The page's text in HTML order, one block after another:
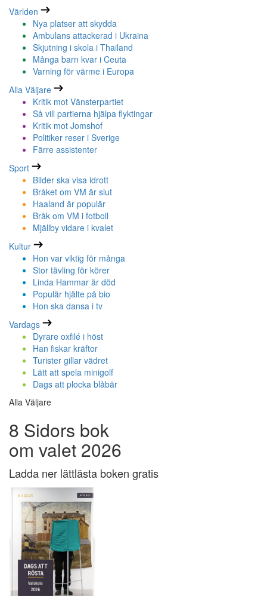
Världen
Nya platser att skydda
Ambulans attackerad i Ukraina
Skjutning i skola i Thailand
Många barn kvar i Ceuta
Varning för värme i Europa
Alla Väljare
Kritik mot Vänsterpartiet
Så vill partierna hjälpa flyktingar
Kritik mot Jomshof
Politiker reser i Sverige
Färre assistenter
Sport
Bilder ska visa idrott
Bråket om VM är slut
Haaland är populär
Bråk om VM i fotboll
Mjällby vidare i kvalet
Kultur
Hon var viktig för många
Stor tävling för körer
Linda Hammar är död
Populär hjälte på bio
Hon ska dansa i tv
Vardags
Dyrare oxfilé i höst
Han fiskar kräftor
Turister gillar vädret
Lätt att spela minigolf
Dags att plocka blåbär
Alla Väljare
8 Sidors bok
om valet 2026
Ladda ner lättlästa boken gratis